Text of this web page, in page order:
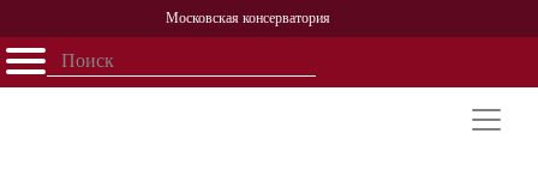
Московская консерватория
Открыть - закрыть
Персоналии
История